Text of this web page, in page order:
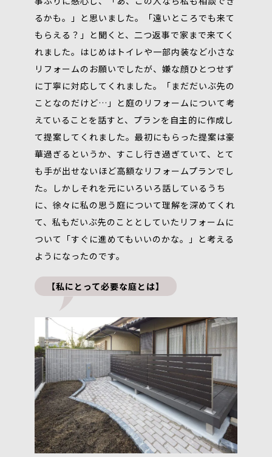
るかも。」と思いました。「遠いところでも来て
もらえる？」と聞くと、二つ返事で家まで来てく
れました。はじめはトイレや一部内装など小さな
リフォームのお願いでしたが、嫌な顔ひとつせず
に丁寧に対応してくれました。「まだだいぶ先の
ことなのだけど…」と庭のリフォームについて考
えていることを話すと、プランを自主的に作成し
て提案してくれました。最初にもらった提案は豪
華過ぎるというか、すこし行き過ぎていて、とて
も手が出せないほど高額なリフォームプランでし
た。しかしそれを元にいろいろ話しているうち
に、徐々に私の思う庭について理解を深めてくれ
て、私もだいぶ先のこととしていたリフォームに
ついて「すぐに進めてもいいのかな。」と考える
ようになったのです。
【私にとって必要な庭とは】